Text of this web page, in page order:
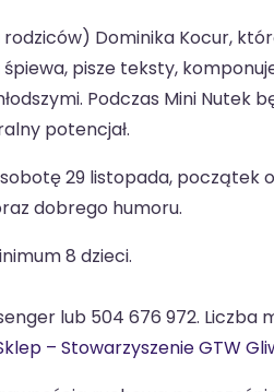
Dominika Kocur,
pisze teksty,
Podczas Mini Nutek
potencjał.
29 listopada, początek o
dobrego humoru.
8 dzieci.
lub 504 676 972. Liczba
– Stowarzyszenie GTW